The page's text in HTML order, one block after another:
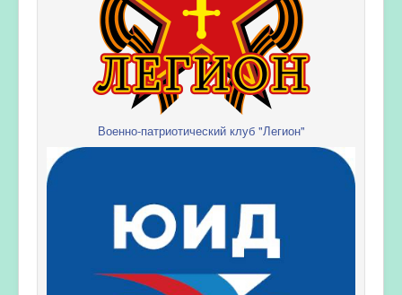
Военно-патриотический клуб "Легион"